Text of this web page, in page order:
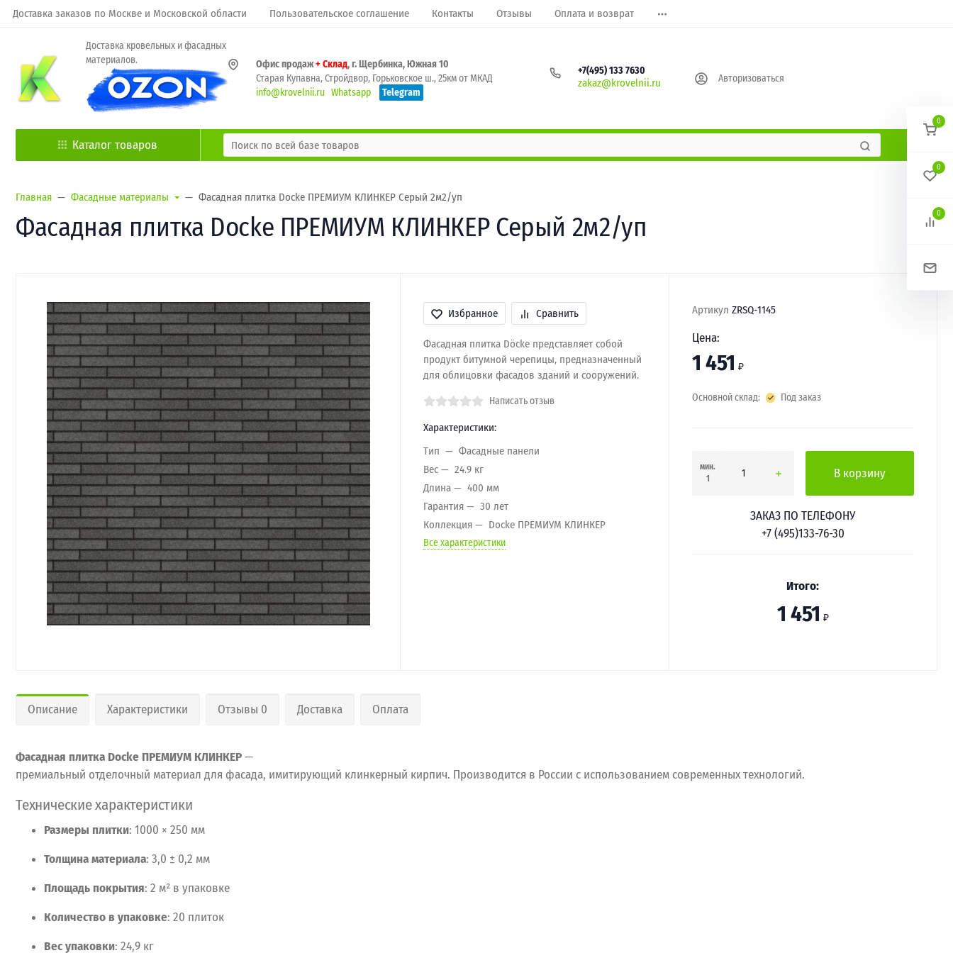
Доставка заказов по Москве и Московской области Пользовательское соглашение Контакты Отзывы Оплата и возврат
Доставка кровельных и фасадных
материалов.
Офис продаж+ Склад, г. Щербинка, Южная 10
Старая Купавна, Стройдвор, Горьковское ш., 25км от МКАД
info@krovelnii.ru Whatsapp Telegram
+7(495) 133 7630
zakaz@krovelnii.ru Авторизоваться
Каталог товаров
Главная Фасадные материалы Фасадная плитка Docke ПРЕМИУМ КЛИНКЕР Серый 2м2/уп
Фасадная плитка Docke ПРЕМИУМ КЛИНКЕР Серый 2м2/уп
Избранное Сравнить
Фасадная плитка Döcke представляет собой
продукт битумной черепицы, предназначенный
для облицовки фасадов зданий и сооружений.
Написать отзыв
Характеристики:
Тип
Фасадные панели
Вес
24.9 кг
Длина
400 мм
Гарантия
30 лет
Коллекция
Docke ПРЕМИУМ КЛИНКЕР
Все характеристики
Артикул ZRSQ-1145
Цена:
1 451 ₽
Основной склад: Под заказ
мин.
1
В корзину
ЗАКАЗ ПО ТЕЛЕФОНУ
+7 (495)133-76-30
Итого:
1 451 ₽
Описание Характеристики Отзывы 0 Доставка Оплата
Фасадная плитка Docke ПРЕМИУМ КЛИНКЕР—
премиальный отделочный материал для фасада, имитирующий клинкерный кирпич. Производится в России с использованием современныхтехнологий.
Техническиехарактеристики
Размеры плитки: 1000 × 250 мм
Толщинаматериала: 3,0 ± 0,2 мм
Площадь покрытия: 2 м² в упаковке
Количество в упаковке: 20 плиток
Весупаковки: 24,9 кг
0
0
0